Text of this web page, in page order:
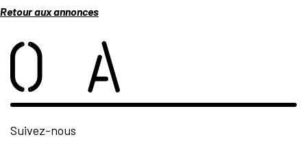
Retour aux annonces
Suivez-nous